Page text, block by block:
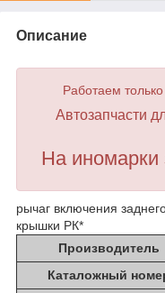
Описание
Работаем
Автозапчасти
На иномарки
рычаг включения
крышки РК*
Производитель
Каталожный